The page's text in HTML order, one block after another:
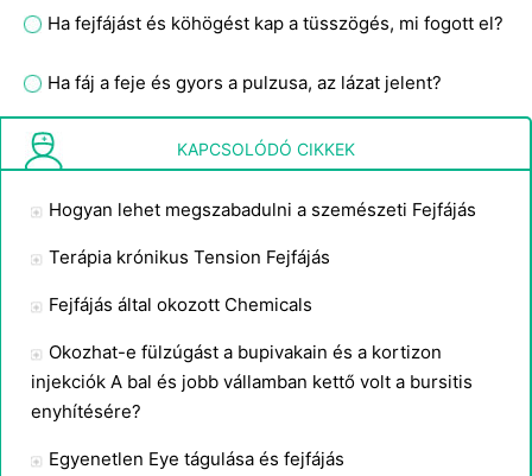
Ha fejfájást és köhögést kap a tüsszögés, mi fogott el?
Ha fáj a feje és gyors a pulzusa, az lázat jelent?
A falyukasztó okozhat tartós fejfájást?
KAPCSOLÓDÓ CIKKEK
Hogyan lehet megszabadulni a szemészeti Fejfájás
Terápia krónikus Tension Fejfájás
Fejfájás által okozott Chemicals
Okozhat-e fülzúgást a bupivakain és a kortizon
injekciók A bal és jobb vállamban kettő volt a bursitis
enyhítésére?
Egyenetlen Eye tágulása és fejfájás